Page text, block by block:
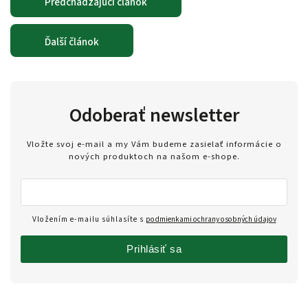
Ďalší článok
Odoberať newsletter
Vložte svoj e-mail a my Vám budeme zasielať informácie o
nových produktoch na našom e-shope.
Vložením e-mailu súhlasíte s podmienkami ochrany osobných údajov
Prihlásiť sa